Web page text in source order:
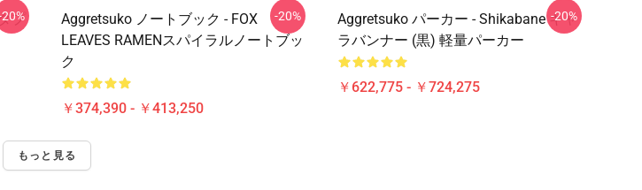
プ
Aggretsuko ノートブック - FOX
LEAVES RAMENスパイラルノートブッ
ク
￥374,390 - ￥413,250
-20%
Aggretsuko パーカー - Shikabane キャ
ラバンナー (黒) 軽量パーカー
￥622,775 - ￥724,275
-20%
もっと見る